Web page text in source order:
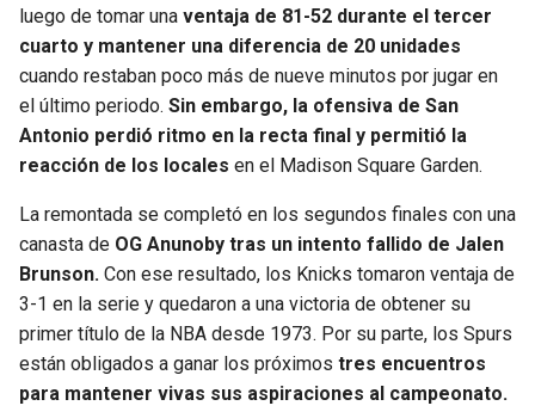
BEARS
LIONS
PACKERS
SPURS
NUGGETS
TIMBERWOLVES
luego de tomar una ventaja de 81-52 durante el tercer
cuarto y mantener una diferencia de 20 unidades
cuando restaban poco más de nueve minutos por jugar en
el último periodo. Sin embargo, la ofensiva de San
Antonio perdió ritmo en la recta final y permitió la
reacción de los locales en el Madison Square Garden.
La remontada se completó en los segundos finales con una
canasta de OG Anunoby tras un intento fallido de Jalen
Brunson. Con ese resultado, los Knicks tomaron ventaja de
3-1 en la serie y quedaron a una victoria de obtener su
primer título de la NBA desde 1973. Por su parte, los Spurs
están obligados a ganar los próximos tres encuentros
para mantener vivas sus aspiraciones al campeonato.